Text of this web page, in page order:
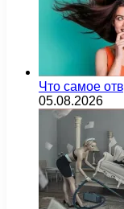
Что самое
05.08.2026